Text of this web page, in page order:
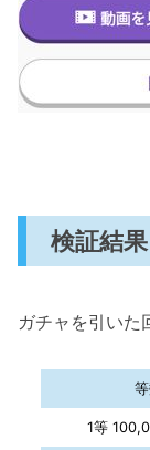
検証結果
ガチャを引いた
1等